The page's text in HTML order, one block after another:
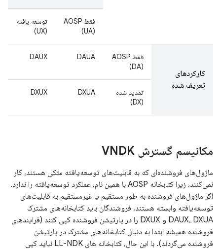
فقط AOSP
(UA)
توسعه یافته
(UX)
کارکردهای
تعریف شده
فقط AOSP
(DA)
DAUA
DAUX
تمدید شده
(DX)
DXUA
DXUX
مکانیسم گسترش VNDK
ماژول‌های فروشنده‌ای که به قابلیت‌های توسعه‌یافته متکی هستند، کار
نمی‌کنند، زیرا کتابخانه AOSP با همین نام، عملکرد توسعه‌یافته را ندارد.
اگر ماژول‌های فروشنده به طور مستقیم یا غیرمستقیم به قابلیت‌های
توسعه‌یافته وابسته هستند، فروشندگان باید کتابخانه‌های مشترک
DAUX، DXUA و DXUX را در پارتیشن فروشنده کپی کنند (فرایندهای
فروشنده همیشه ابتدا به دنبال کتابخانه‌های مشترک در پارتیشن
فروشنده می‌گردند). با این حال، کتابخانه های LL-NDK نباید کپی